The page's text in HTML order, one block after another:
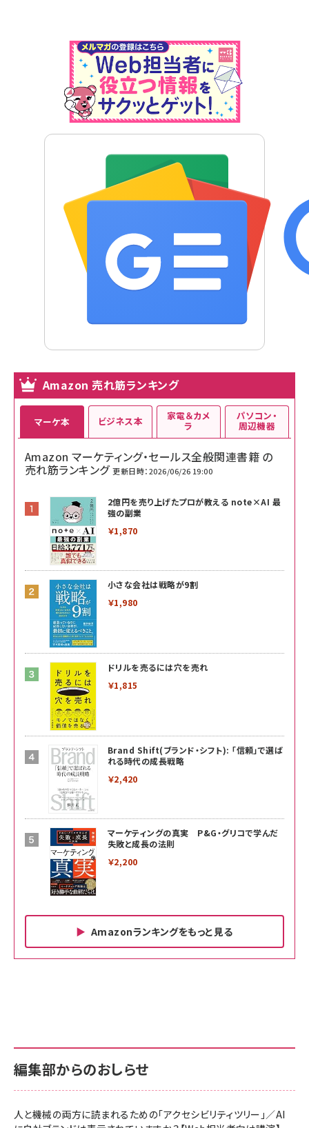
Amazon 売れ筋ランキング
マーケ本
Amazon マーケティング・セールス全般関連書籍 の
売れ筋ランキング 更新日時：2026/06/26 19:00
2億円を売り上げたプロが教える note×AI 最
強の副業
￥1,870
小さな会社は戦略が9割
￥1,980
ドリルを売るには穴を売れ
￥1,815
Brand Shift(ブランド・シフト): 「信頼」で選ば
れる時代の成長戦略
￥2,420
マーケティングの真実 P&G・グリコで学んだ
失敗と成長の法則
￥2,200
Amazonランキングをもっと見る
ビジネス本
￥880
anan(アンアン)2026/06/24号 No.2500増刊
スペシャルエディション[王道エンタメの矜持／
￥1,100
家電＆カメ
ラ
サポート正規品 メーカー保証5年 KLMEA128G
NIMASO ガラスフィルム iPhone 17 用 保護フィ
すい ガイド枠付き いPhone17 (6.3インチ) 対応
2枚セット DSP25F1698
パソコン・
周辺機器
サポート正規品 メーカー保証5年 KLMEA128G
Amazon eギフトカード - Amazonロゴ - クラ
￥5,000
編集部からのおしらせ
人と機械の両方に読まれるための「アクセシビリティツリー」／AI